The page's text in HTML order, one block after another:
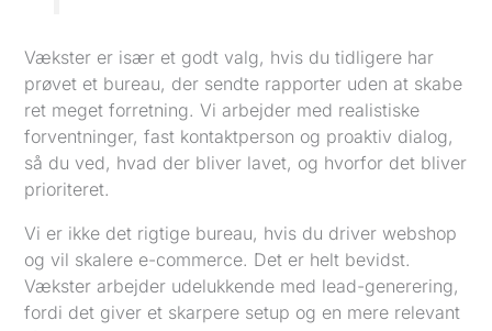
Vækster er især et godt valg, hvis du tidligere har
prøvet et bureau, der sendte rapporter uden at skabe
ret meget forretning. Vi arbejder med realistiske
forventninger, fast kontaktperson og proaktiv dialog,
så du ved, hvad der bliver lavet, og hvorfor det bliver
prioriteret.
Vi er ikke det rigtige bureau, hvis du driver webshop
og vil skalere e-commerce. Det er helt bevidst.
Vækster arbejder udelukkende med lead-generering,
fordi det giver et skarpere setup og en mere relevant